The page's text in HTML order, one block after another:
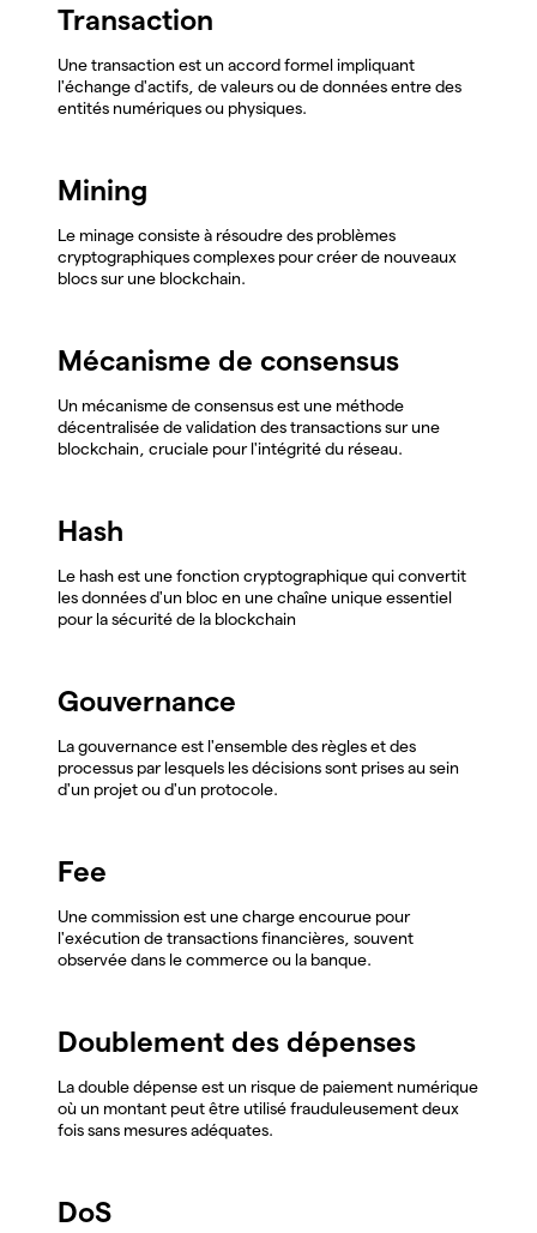
Transaction
Une transaction est un accord formel impliquant
l'échange d'actifs, de valeurs ou de données entre des
entités numériques ou physiques.
Mining
Le minage consiste à résoudre des problèmes
cryptographiques complexes pour créer de nouveaux
blocs sur une blockchain.
Mécanisme de consensus
Un mécanisme de consensus est une méthode
décentralisée de validation des transactions sur une
blockchain, cruciale pour l'intégrité du réseau.
Hash
Le hash est une fonction cryptographique qui convertit
les données d'un bloc en une chaîne unique essentiel
pour la sécurité de la blockchain
Gouvernance
La gouvernance est l'ensemble des règles et des
processus par lesquels les décisions sont prises au sein
d'un projet ou d'un protocole.
Fee
Une commission est une charge encourue pour
l'exécution de transactions financières, souvent
observée dans le commerce ou la banque.
Doublement des dépenses
La double dépense est un risque de paiement numérique
où un montant peut être utilisé frauduleusement deux
fois sans mesures adéquates.
DoS